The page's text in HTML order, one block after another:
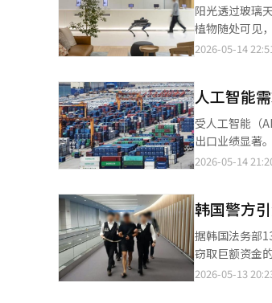
阳光透过玻璃
植物随处可见
在宽敞的大堂
设计为机器人友好
溉机器人“达
全的“Spot”。 公司表示，这一举措旨在为员工创造一个与机器人共存的日常工作环境，进一步向以
人工智能领导企业迈进。 达伊园丁是一款帮助景观管理员为各处植
够三维识别空
管理员的干预。 达伊配送机器人也开始在一层咖啡厅与各层的取餐区之间配送饮料。员工通过手机应用下
会取走饮料并
够在复杂空间中自主避开障碍物
力的四足机器
境并自主移动。通过这
2026-05-14
人工智能
受人工智能（
出口业绩显著。 根据14日科技部和产业部的数据显示，4月ICT出口额达到4271亿美元，同比增长125.9%。连续两
个月超过400亿美元，创下历
机及周边设备
体基础存储设
口额为136亿美
口额为22亿美
在三个月后实现反弹。 然而，显示器出口额为144亿美元，同比下降5.3%。由
2026-05-14
韩国警方
据韩国法务部
窃取巨额资金的
遣返的嫌疑人
2026-05-13